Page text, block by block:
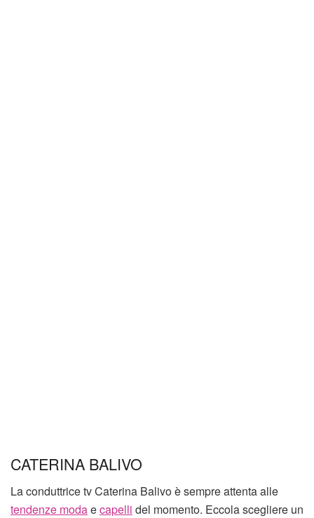
CATERINA BALIVO
La conduttrice tv Caterina Balivo è sempre attenta alle
tendenze modaecapelli del momento. Eccola scegliere un